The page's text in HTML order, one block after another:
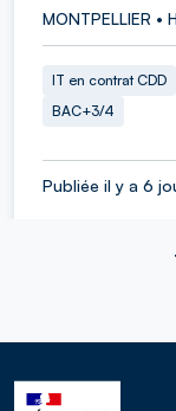
MONTPELLIER •
IT en contrat CDD
BAC+3/4
Publiée il y a 6